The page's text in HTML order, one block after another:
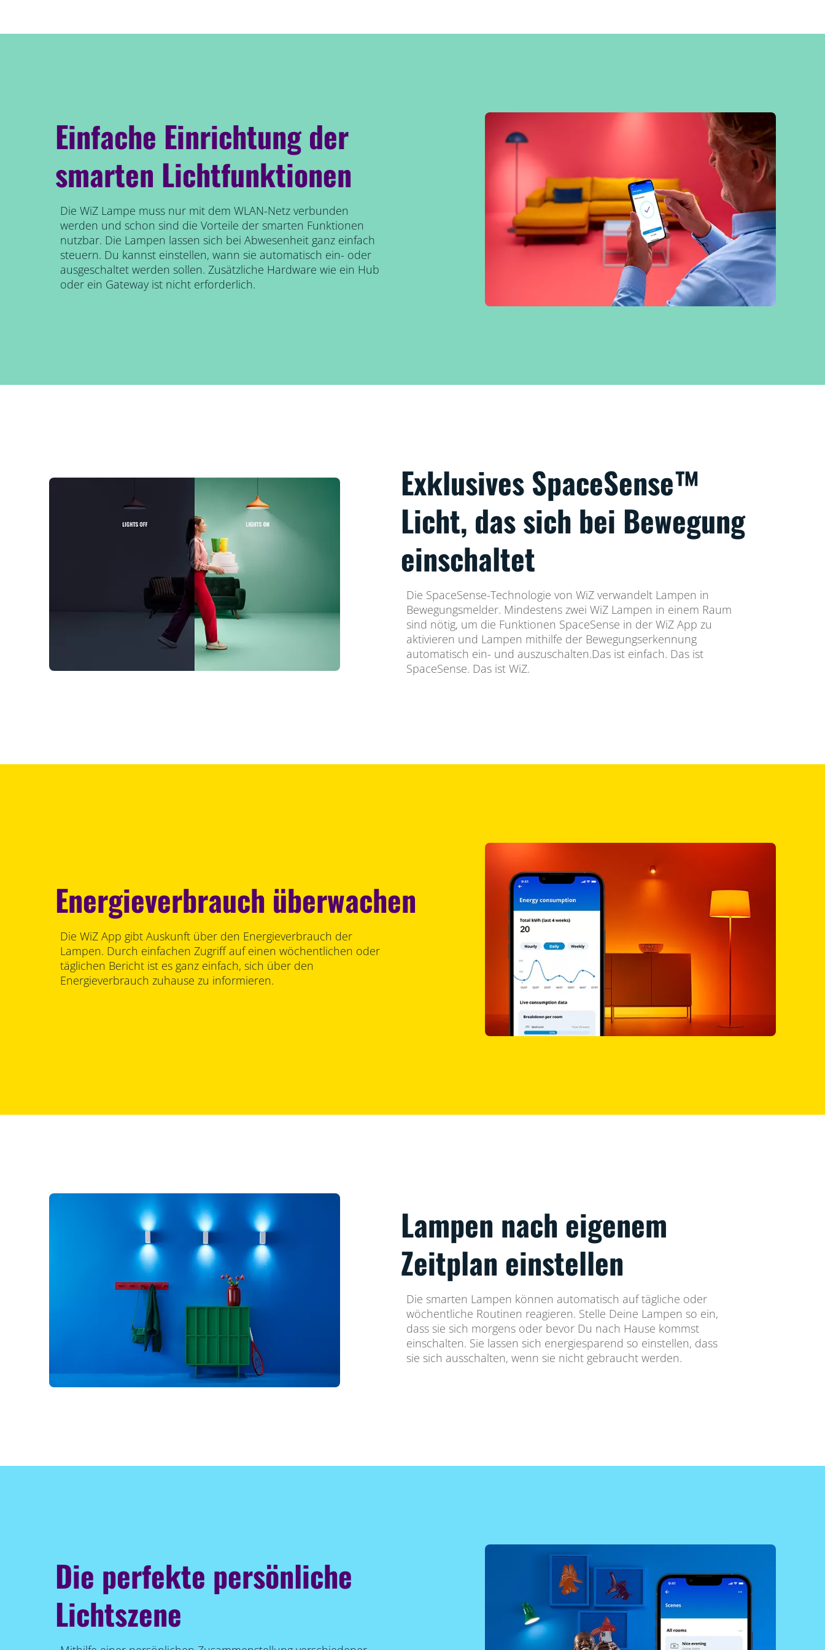
Einfache Einrichtung der
smarten Lichtfunktionen
Die WiZ Lampe muss nur mit dem WLAN-Netz verbunden
werden und schon sind die Vorteile der smarten Funktionen
nutzbar. Die Lampen lassen sich bei Abwesenheit ganz einfach
steuern. Du kannst einstellen, wann sie automatisch ein- oder
ausgeschaltet werden sollen. Zusätzliche Hardware wie ein Hub
oder ein Gateway ist nicht erforderlich.
Exklusives SpaceSense™
Licht, das sich bei Bewegung
einschaltet
Die SpaceSense-Technologie von WiZ verwandelt Lampen in
Bewegungsmelder. Mindestens zwei WiZ Lampen in einem Raum
sind nötig, um die Funktionen SpaceSense in der WiZ App zu
aktivieren und Lampen mithilfe der Bewegungserkennung
automatisch ein- und auszuschalten.Das ist einfach. Das ist
SpaceSense. Das ist WiZ.
Energieverbrauch überwachen
Die WiZ App gibt Auskunft über den Energieverbrauch der
Lampen. Durch einfachen Zugriff auf einen wöchentlichen oder
täglichen Bericht ist es ganz einfach, sich über den
Energieverbrauch zuhause zu informieren.
Lampen nach eigenem
Zeitplan einstellen
Die smarten Lampen können automatisch auf tägliche oder
wöchentliche Routinen reagieren. Stelle Deine Lampen so ein,
dass sie sich morgens oder bevor Du nach Hause kommst
einschalten. Sie lassen sich energiesparend so einstellen, dass
sie sich ausschalten, wenn sie nicht gebraucht werden.
Die perfekte persönliche
Lichtszene